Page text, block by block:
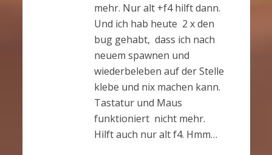
mehr. Nur alt +f4 hilft dann.
Und ich hab heute 2 x den
bug gehabt, dass ich nach
neuem spawnen und
wiederbeleben auf der Stelle
klebe und nix machen kann.
Tastatur und Maus
funktioniert nicht mehr.
Hilft auch nur alt f4. Hmm…